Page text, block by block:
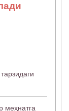
меҳнатга